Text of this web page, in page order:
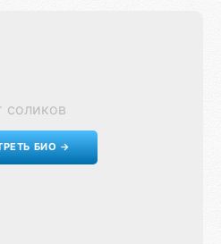
соликов
БИО →